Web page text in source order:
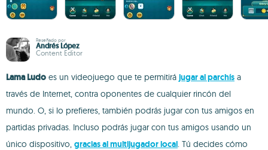
Reseñado por
Andrés López
Content Editor
Lama Ludo es un videojuego que te permitirá jugar al parchís a
través de Internet, contra oponentes de cualquier rincón del
mundo. O, si lo prefieres, también podrás jugar con tus amigos en
partidas privadas. Incluso podrás jugar con tus amigos usando un
único dispositivo, gracias al multijugador local. Tú decides cómo